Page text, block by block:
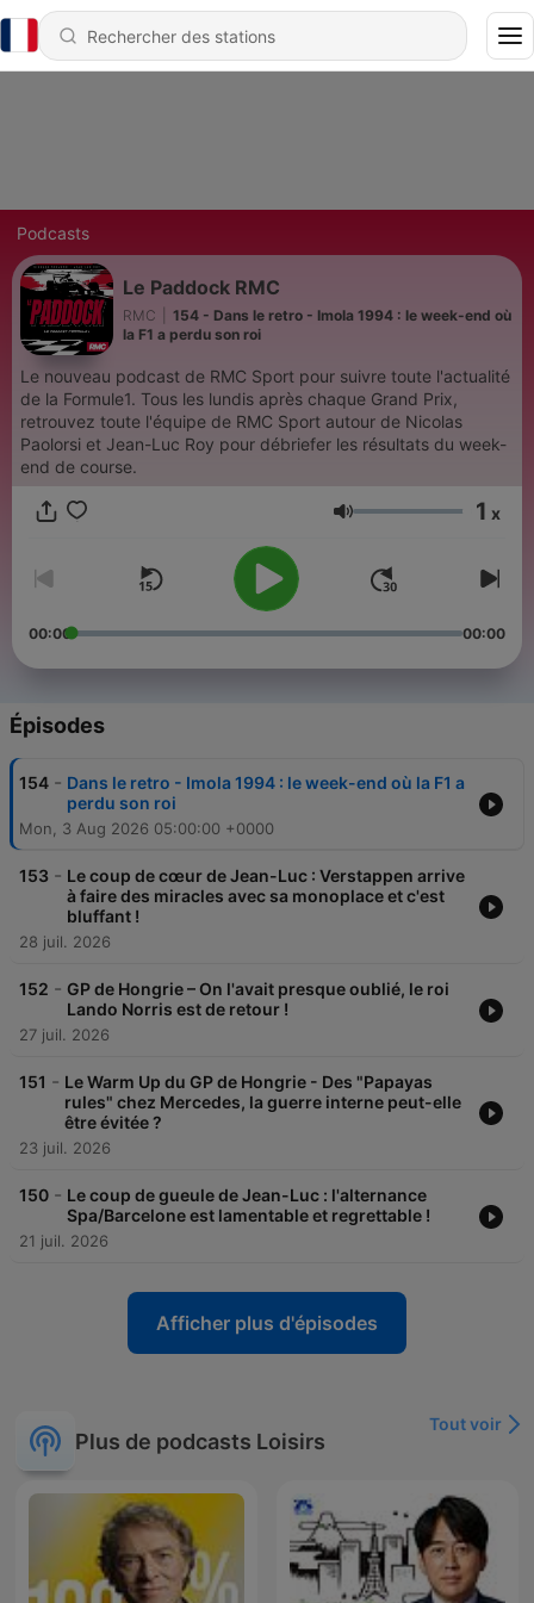
Podcasts
Le Paddock RMC
RMC
154 - Dans le retro - Imola 1994 : le week-end où
la F1 a perdu son roi
Le nouveau podcast de RMC Sport pour suivre toute l'actualité
de la Formule1. Tous les lundis après chaque Grand Prix,
retrouvez toute l'équipe de RMC Sport autour de Nicolas
Paolorsi et Jean-Luc Roy pour débriefer les résultats du week-
end de course.
Volume 1 x
00:00 00:00
Épisodes
154 - Dans le retro - Imola 1994 : le week-end où la F1 a
perdu son roi
Mon, 3 Aug 2026 05:00:00 +0000
153 - Le coup de cœur de Jean-Luc : Verstappen arrive
à faire des miracles avec sa monoplace et c'est
bluffant !
28 juil. 2026
152 - GP de Hongrie – On l'avait presque oublié, le roi
Lando Norris est de retour !
27 juil. 2026
151 - Le Warm Up du GP de Hongrie - Des "Papayas
rules" chez Mercedes, la guerre interne peut-elle
être évitée ?
23 juil. 2026
150 - Le coup de gueule de Jean-Luc : l'alternance
Spa/Barcelone est lamentable et regrettable !
21 juil. 2026
Afficher plus d'épisodes
Plus de podcasts Loisirs
Tout voir